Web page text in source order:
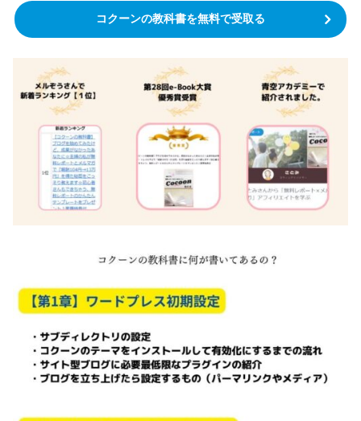
コクーンの教科書を無料で受取る